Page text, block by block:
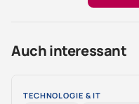
Auch interessant
TECHNOLOGIE & IT